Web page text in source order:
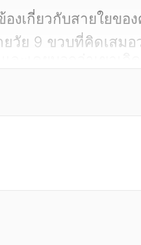
องเกี่ยวกับสายใยขอ
ละเคยบอกว่าเขา
ม่ของนานาโกะก็ล้
กพันและความทรง